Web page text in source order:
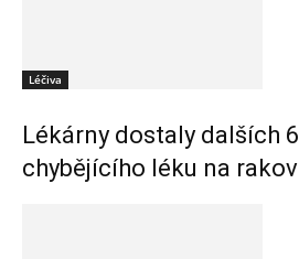
Léčiva
Lékárny dostaly dalších
chybějícího léku na